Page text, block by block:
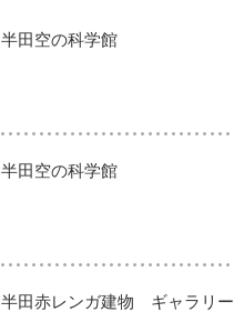
半田空の科学館
半田空の科学館
半田赤レンガ建物 ギャラリー